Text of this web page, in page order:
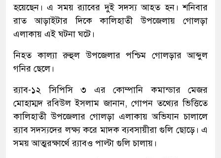
হয়েছেন। এ সময় র‌্যাবের দুই সদস্য আহত হন। শনিবার
রাত আড়াইটার দিকে কালিহাতী উপজেলায় গোলড়া
এলাকায় এই ঘটনা ঘটে।
নিহত কাল্যা রুহুল উপজেলার পশ্চিম গোলড়ার আব্দুল
গনির ছেলে।
র‌্যাব-১২ সিপিসি ৩ এর কোম্পানি কমান্ডার মেজর
মোহাম্মদ রবিউল ইসলাম জানান, গোপন তথ্যের ভিত্তিতে
কালিহাতী উপজেলার গোলড়া এলাকায় অভিযান চালালে
র‌্যাব সদস্যদের লক্ষ্য করে মাদক ব্যবসায়ীরা গুলি ছোড়ে। এ
সময় আত্মরক্ষার্থে র‌্যাবও পাল্টা গুলি চালায়।